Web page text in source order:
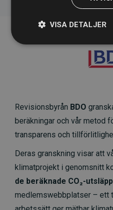
Revisionsbyrån BDO
beräkningar och vår metod
transparens och
Deras granskning visar att
klimatprojekt i genomsnitt
de beräknade CO₂-
medlemswebbplatser – ett
VISA DETALJER